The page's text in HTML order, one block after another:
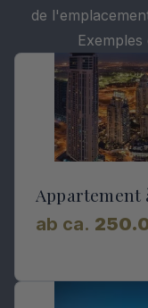
de
Appartement
ab ca.